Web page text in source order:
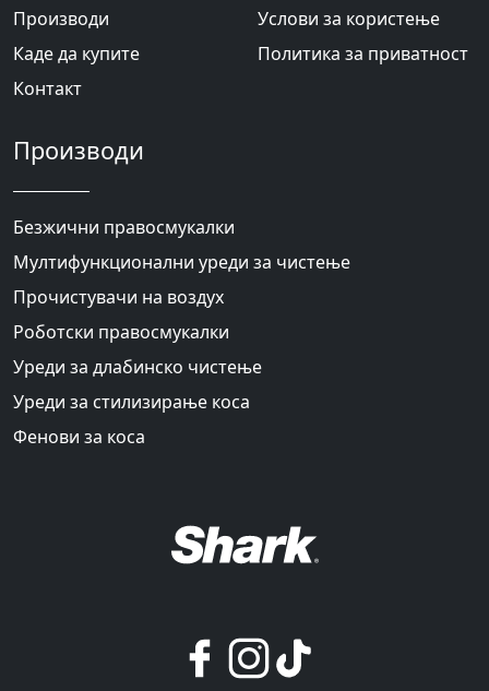
Производи
Каде да купите
Контакт
Услови за користење
Политика за приватност
Производи
Безжични правосмукалки
Мултифункционални уреди за чистење
Прочистувачи на воздух
Роботски правосмукалки
Уреди за длабинско чистење
Уреди за стилизирање коса
Фенови за коса